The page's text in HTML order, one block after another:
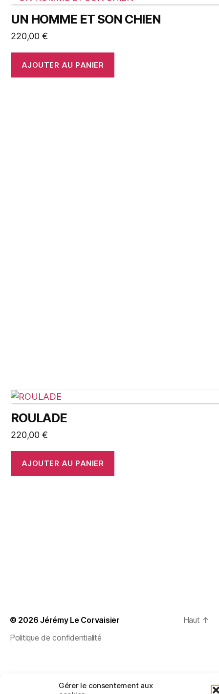
Gérer le consentement aux
UN HOMME ET SON CHIEN
220,00 €
AJOUTER AU PANIER
ROULADE
220,00 €
AJOUTER AU PANIER
© 2026Jérémy Le Corvaisier
Politique de confidentialité
Haut ↑